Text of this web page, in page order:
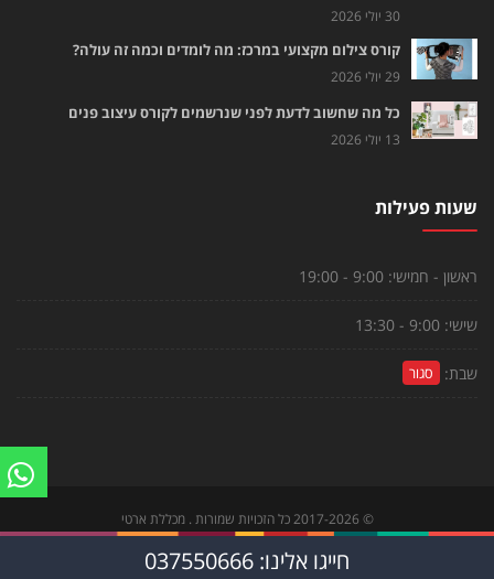
30 יולי 2026
קורס צילום מקצועי במרכז: מה לומדים וכמה זה עולה?
29 יולי 2026
כל מה שחשוב לדעת לפני שנרשמים לקורס עיצוב פנים
13 יולי 2026
שעות פעילות
ראשון - חמישי: 9:00 - 19:00
שישי: 9:00 - 13:30
שבת: סגור
©
2017-2026כל הזכויות שמורות . מכללת ארטי
צור קשר
| הקורסים שלנו | לוח פעילויות חייגו אלינו: 037550666